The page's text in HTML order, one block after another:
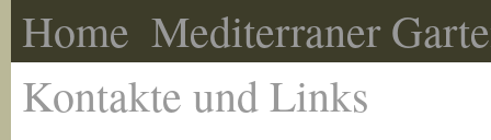
Home Mediterraner
Kontakte und Links